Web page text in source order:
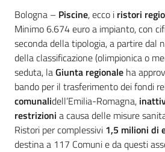
Contenuto
Bologna – Piscine, ecco i ristori
Minimo 6.674 euro a impianto, con
seconda della tipologia, a partire dal
della classificazione (olimpionica o
seduta, laGiunta regionale ha
bando per il trasferimento dei fondi
comunalidell’Emilia-Romagna,
restrizioni a causa delle misure
Ristori per complessivi 1,5 milioni di
destina a 117 Comuni e da questi